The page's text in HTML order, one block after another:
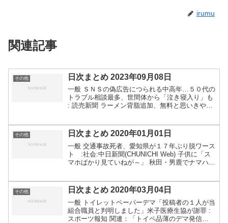
irumu
関連記事
その他 日次まとめ 2023年09月08日
一般 ＳＮＳの偽広告につられる中高年…５０代の
トラブル相談最多、世間体から「泣き寝入り」も
: 読売新聞 ラーメン背脂追加、無料と思いきや伝
決 神戸...
その他 日次まとめ 2020年01月01日
一般 交通事故死者、愛知県が１７年ぶり脱ワース
ト :社会:中日新聞(CHUNICHI Web) 子供に「ス
マホばかり見ていねが～」 秋田・男鹿でナマハゲ
その他 日次まとめ 2020年03月04日
一般 トイレットペーパーデマ「投稿者の１人が当
組合職員と判明しました」米子医療生協が謝罪 :
スポーツ報知 関連：「トイペ品薄のデマ発信